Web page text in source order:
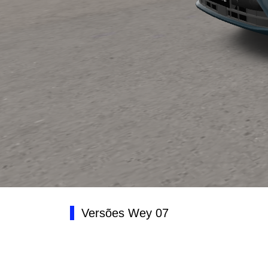
Versões Wey 07